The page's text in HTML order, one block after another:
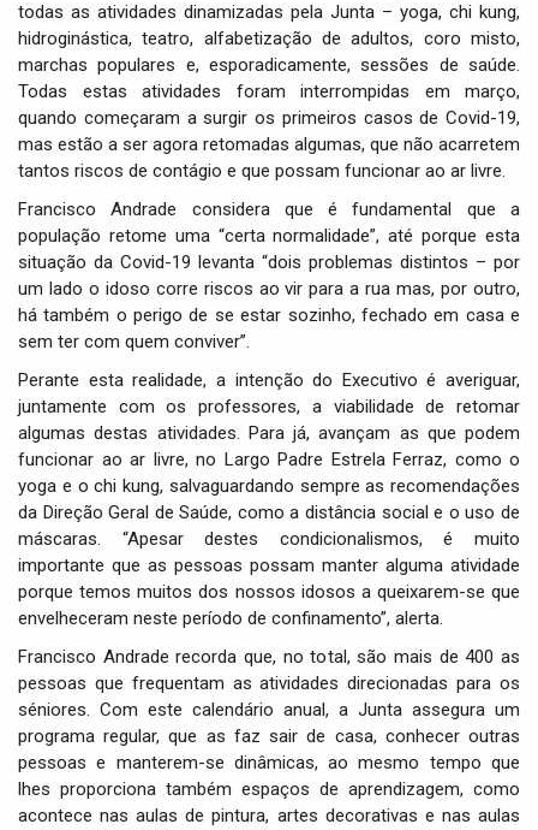
todas as atividades dinamizadas pela Junta – yoga, chi kung,
hidroginástica, teatro, alfabetização de adultos, coro misto,
marchas populares e, esporadicamente, sessões de saúde.
Todas estas atividades foram interrompidas em março,
quando começaram a surgir os primeiros casos de Covid-19,
mas estão a ser agora retomadas algumas, que não acarretem
tantos riscos de contágio e que possam funcionar ao ar livre.
Francisco Andrade considera que é fundamental que a
população retome uma “certa normalidade”, até porque esta
situação da Covid-19 levanta “dois problemas distintos – por
um lado o idoso corre riscos ao vir para a rua mas, por outro,
há também o perigo de se estar sozinho, fechado em casa e
sem ter com quem conviver”.
Perante esta realidade, a intenção do Executivo é averiguar,
juntamente com os professores, a viabilidade de retomar
algumas destas atividades. Para já, avançam as que podem
funcionar ao ar livre, no Largo Padre Estrela Ferraz, como o
yoga e o chi kung, salvaguardando sempre as recomendações
da Direção Geral de Saúde, como a distância social e o uso de
máscaras. “Apesar destes condicionalismos, é muito
importante que as pessoas possam manter alguma atividade
porque temos muitos dos nossos idosos a queixarem-se que
envelheceram neste período de confinamento”, alerta.
Francisco Andrade recorda que, no total, são mais de 400 as
pessoas que frequentam as atividades direcionadas para os
séniores. Com este calendário anual, a Junta assegura um
programa regular, que as faz sair de casa, conhecer outras
pessoas e manterem-se dinâmicas, ao mesmo tempo que
lhes proporciona também espaços de aprendizagem, como
acontece nas aulas de pintura, artes decorativas e nas aulas